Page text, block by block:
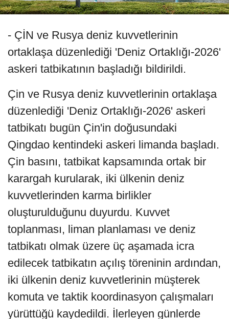
- ÇİN ve Rusya deniz kuvvetlerinin
ortaklaşa düzenlediği 'Deniz Ortaklığı-2026'
askeri tatbikatının başladığı bildirildi.
Çin ve Rusya deniz kuvvetlerinin ortaklaşa
düzenlediği 'Deniz Ortaklığı-2026' askeri
tatbikatı bugün Çin'in doğusundaki
Qingdao kentindeki askeri limanda başladı.
Çin basını, tatbikat kapsamında ortak bir
karargah kurularak, iki ülkenin deniz
kuvvetlerinden karma birlikler
oluşturulduğunu duyurdu. Kuvvet
toplanması, liman planlaması ve deniz
tatbikatı olmak üzere üç aşamada icra
edilecek tatbikatın açılış töreninin ardından,
iki ülkenin deniz kuvvetlerinin müşterek
komuta ve taktik koordinasyon çalışmaları
yürüttüğü kaydedildi. İlerleyen günlerde